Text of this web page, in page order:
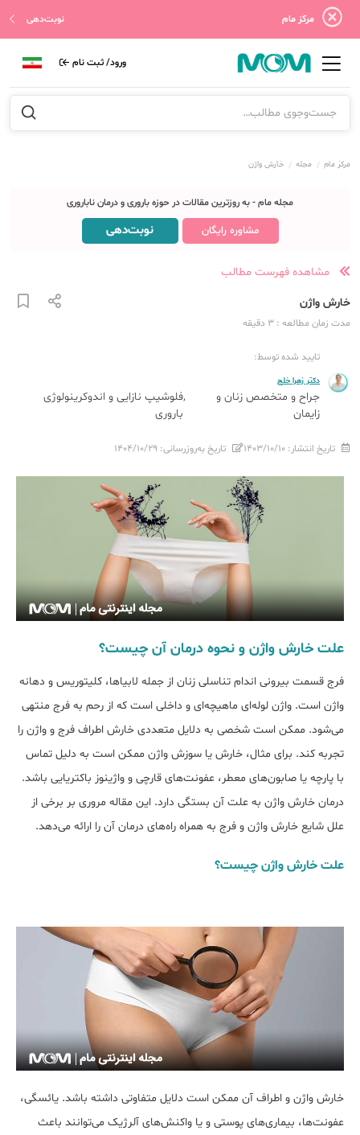
مرکز مام نوبت‌دهی
ورود/ ثبت نام
مرکز مام مجله خارش واژن
مجله مام - به روزترین مقالات در حوزه باروری و درمان ناباروری
مشاوره رایگان نوبت‌دهی
مشاهده فهرست مطالب
خارش واژن
مدت زمان مطالعه : 3 دقیقه
تایید شده توسط:
دکتر زهرا خلج
جراح و متخصص زنان و
زایمان
فلوشیپ نازایی و اندوکرینولوژی
باروری
تاریخ انتشار: ۱۴۰۳/۱۰/۱۰ تاریخ به‌روزرسانی: ۱۴۰۴/۱۰/۲۹
علت خارش واژن و نحوه درمان آن چیست؟
فرج قسمت بیرونی اندام تناسلی زنان از جمله لابیاها، کلیتوریس و دهانه
واژن است. واژن لوله‌ای ماهیچه‌ای و داخلی است که از رحم به فرج منتهی
می‌شود. ممکن است شخصی به دلایل متعددی خارش اطراف فرج و واژن را
تجربه کند. برای مثال، خارش یا سوزش واژن ممکن است به دلیل تماس
با پارچه یا صابون‌های معطر، عفونت‌های قارچی و واژینوز باکتریایی باشد.
درمان خارش واژن به علت آن بستگی دارد. این مقاله مروری بر برخی از
علل شایع خارش واژن و فرج به همراه راه‌های درمان آن را ارائه می‌دهد.
علت خارش واژن چیست؟
خارش واژن و اطراف آن ممکن است دلایل متفاوتی داشته باشد. یائسگی،
عفونت‌ها، بیماری‌های پوستی و یا واکنش‌های آلرژیک می‌توانند باعث